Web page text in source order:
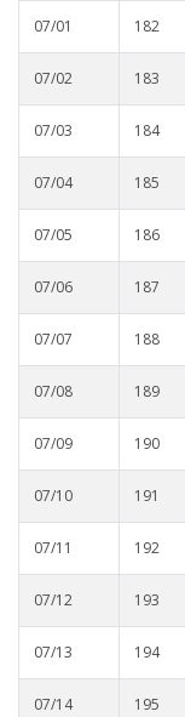
07/01 182
07/02 183
07/03 184
07/04 185
07/05 186
07/06 187
07/07 188
07/08 189
07/09 190
07/10 191
07/11 192
07/12 193
07/13 194
07/14 195